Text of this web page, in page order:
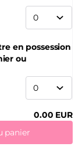
en possession
ou
0.00 EUR
panier